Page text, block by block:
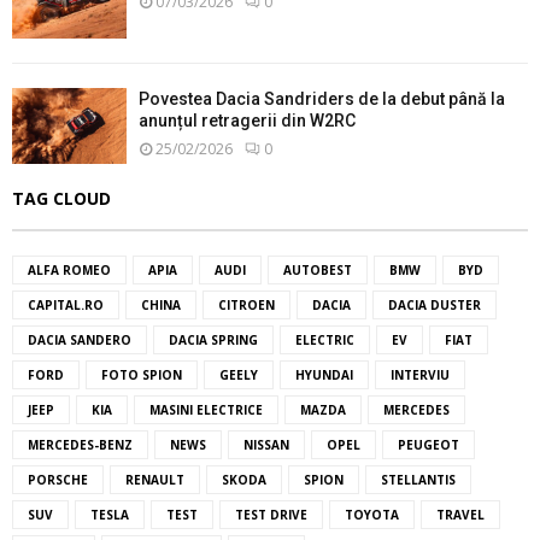
Povestea Dacia Sandriders de la debut până la
anunțul retragerii din W2RC
25/02/2026 0
TAG CLOUD
ALFA ROMEO APIA AUDI AUTOBEST BMW BYD
CAPITAL.RO CHINA CITROEN DACIA DACIA DUSTER
DACIA SANDERO DACIA SPRING ELECTRIC EV FIAT
FORD FOTO SPION GEELY HYUNDAI INTERVIU
JEEP KIA MASINI ELECTRICE MAZDA MERCEDES
MERCEDES-BENZ NEWS NISSAN OPEL PEUGEOT
PORSCHE RENAULT SKODA SPION STELLANTIS
SUV TESLA TEST TEST DRIVE TOYOTA TRAVEL